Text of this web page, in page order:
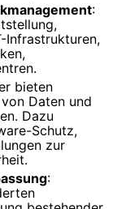
:
Infrastrukturen,
bieten
Daten und
Dazu
Schutz,
zur
: